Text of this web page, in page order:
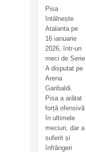
Pisa
întâlnește
Atalanta pe
16 ianuarie
2026, într-un
meci de Serie
A disputat pe
Arena
Garibaldi.
Pisa a arătat
forță ofensivă
în ultimele
meciuri, dar a
suferit și
înfrângeri